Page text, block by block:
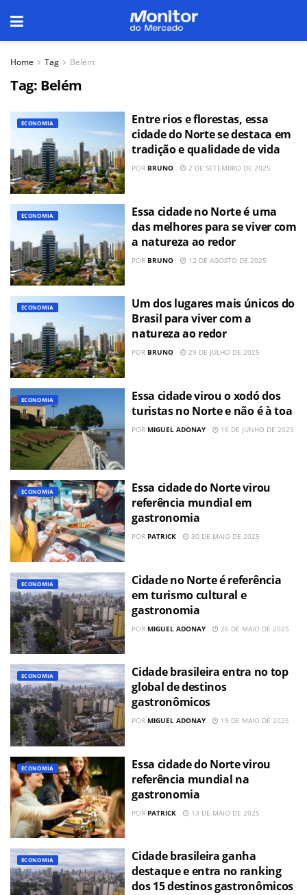
Home Tag Belém
Tag: Belém
ECONOMIA
Entre rios e florestas, essa
cidade do Norte se destaca em
tradição e qualidade de vida
POR BRUNO 2 DE SETEMBRO DE 2025
ECONOMIA
Essa cidade no Norte é uma
das melhores para se viver com
a natureza ao redor
POR BRUNO 12 DE AGOSTO DE 2025
ECONOMIA
Um dos lugares mais únicos do
Brasil para viver com a
natureza ao redor
POR BRUNO 29 DE JULHO DE 2025
ECONOMIA
Essa cidade virou o xodó dos
turistas no Norte e não é à toa
POR MIGUEL ADONAY 16 DE JUNHO DE 2025
ECONOMIA
Essa cidade do Norte virou
referência mundial em
gastronomia
POR PATRICK 30 DE MAIO DE 2025
ECONOMIA
Cidade no Norte é referência
em turismo cultural e
gastronomia
POR MIGUEL ADONAY 26 DE MAIO DE 2025
ECONOMIA
Cidade brasileira entra no top
global de destinos
gastronômicos
POR MIGUEL ADONAY 19 DE MAIO DE 2025
ECONOMIA
Essa cidade do Norte virou
referência mundial na
gastronomia
POR PATRICK 13 DE MAIO DE 2025
ECONOMIA
Cidade brasileira ganha
destaque e entra no ranking
dos 15 destinos gastronômicos